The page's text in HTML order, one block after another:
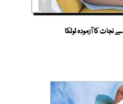
کا آزمودہ ٹوٹکا